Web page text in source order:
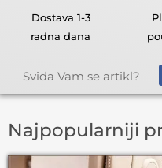
Dostava 1-3
radna dana
Sviđa Vam se artikl?
Najpopularniji